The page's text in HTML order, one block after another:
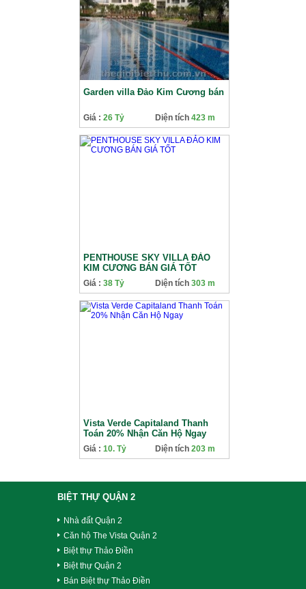
Garden villa Đảo Kim Cương bán
Giá : 26 Tỷ Diện tích 423 m
PENTHOUSE SKY VILLA ĐẢO
KIM CƯƠNG BÁN GIÁ TỐT
Giá : 38 Tỷ Diện tích 303 m
Vista Verde Capitaland Thanh
Toán 20% Nhận Căn Hộ Ngay
Giá : 10. Tỷ Diện tích 203 m
BIỆT THỰ QUẬN 2
Nhà đất Quận 2
Căn hộ The Vista Quận 2
Biệt thự Thảo Điền
Biệt thự Quận 2
Bán Biệt thự Thảo Điền